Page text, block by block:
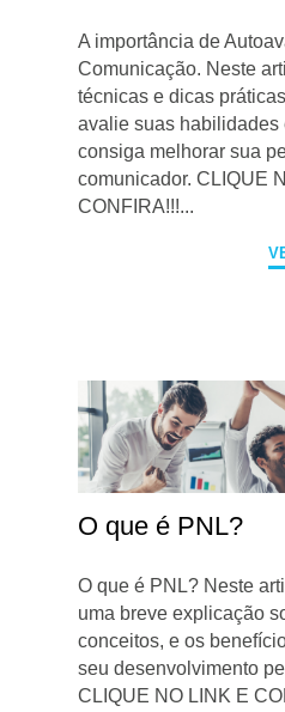
A importância de
Comunicação. Neste
técnicas e dicas
avalie suas habilidades
consiga melhorar sua
comunicador. CLIQUE
CONFIRA!!!...
O que é PNL?
O que é PNL? Neste
uma breve explicação
conceitos, e os
seu desenvolvimento
CLIQUE NO LINK E